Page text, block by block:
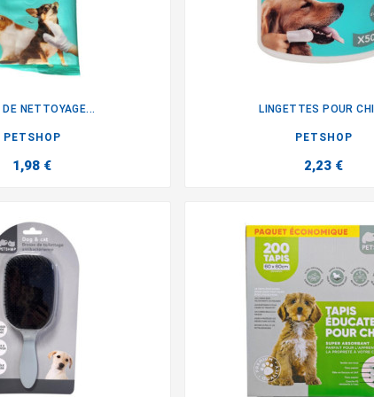
NETTOYAGE...
PETSHOP
1,98 €
LINGETTES POUR
PETSHOP
2,23 €